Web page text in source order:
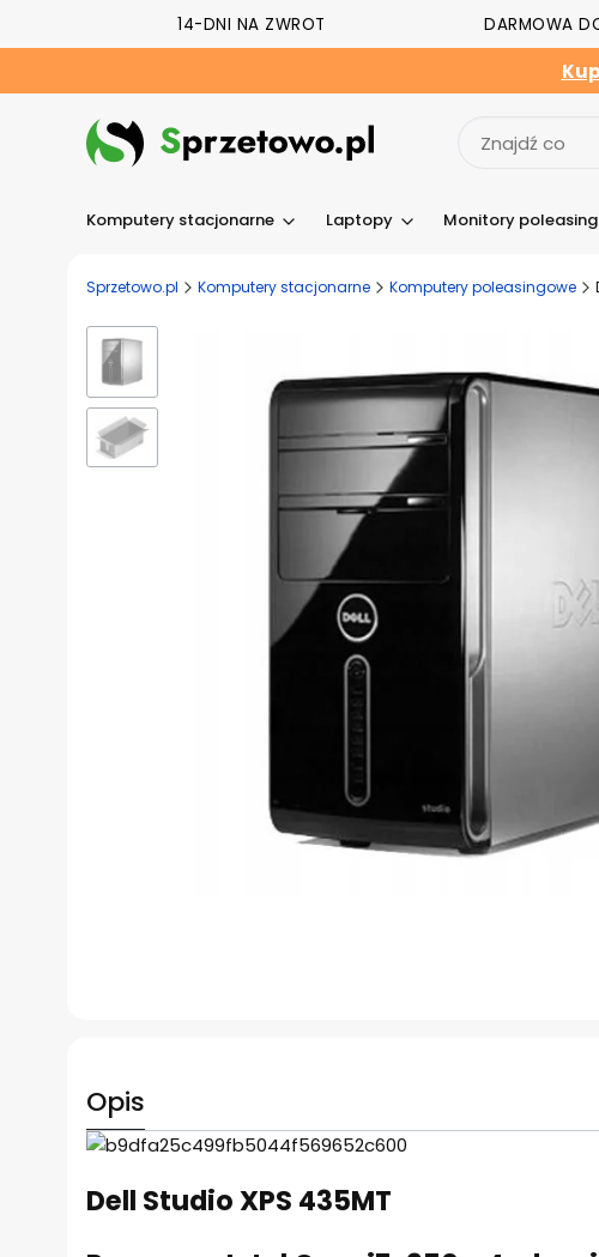
14-DNI NA ZWROT DARMOWA
Komputery stacjonarne Laptopy Monitory
Sprzetowo.pl Komputery stacjonarne Komputery poleasingowe
Opis
Dell Studio XPS 435MT